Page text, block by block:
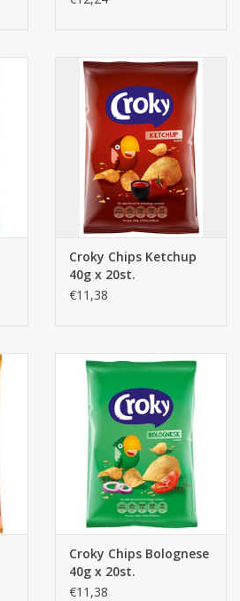
Croky Chips Ketchup
40g x 20st.
€11,38
Croky Chips Bolognese
40g x 20st.
€11,38